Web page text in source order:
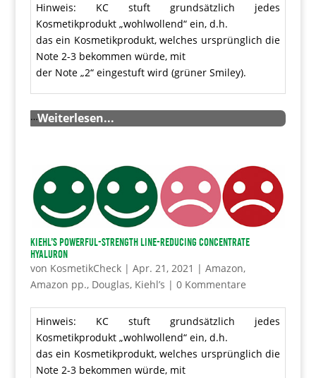
Hinweis: KC stuft grundsätzlich jedes
Kosmetikprodukt „wohlwollend“ ein, d.h.
das ein Kosmetikprodukt, welches ursprünglich die
Note 2-3 bekommen würde, mit
der Note „2“ eingestuft wird (grüner Smiley).
…Weiterlesen...
Kiehl’s Powerful-Strength Line-Reducing Concentrate
Hyaluron
von KosmetikCheck| Apr. 21, 2021 | Amazon,
Amazon pp., Douglas, Kiehl’s | 0 Kommentare
Hinweis: KC stuft grundsätzlich jedes
Kosmetikprodukt „wohlwollend“ ein, d.h.
das ein Kosmetikprodukt, welches ursprünglich die
Note 2-3 bekommen würde, mit